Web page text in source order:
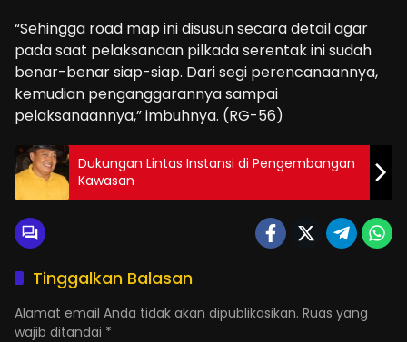
“Sehingga road map ini disusun secara detail agar
pada saat pelaksanaan pilkada serentak ini sudah
benar-benar siap-siap. Dari segi perencanaannya,
kemudian penganggarannya sampai
pelaksanaannya,” imbuhnya. (RG-56)
Dukungan Lintas Instansi di Pengembangan
Kawasan
Tinggalkan Balasan
Alamat email Anda tidak akan dipublikasikan. Ruas yang
wajib ditandai *